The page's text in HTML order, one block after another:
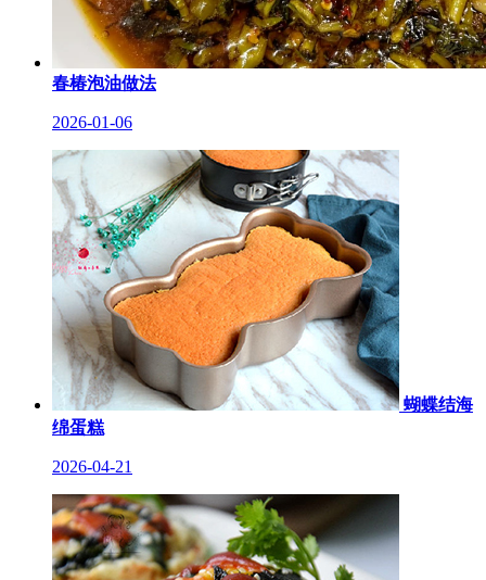
春椿泡油做法
2026-01-06
蝴蝶结海
绵蛋糕
2026-04-21